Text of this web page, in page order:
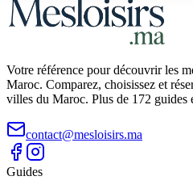
Votre référence pour découvrir les
Maroc. Comparez, choisissez et
villes du Maroc. Plus de 172 guides
contact@mesloisirs.ma
Guides